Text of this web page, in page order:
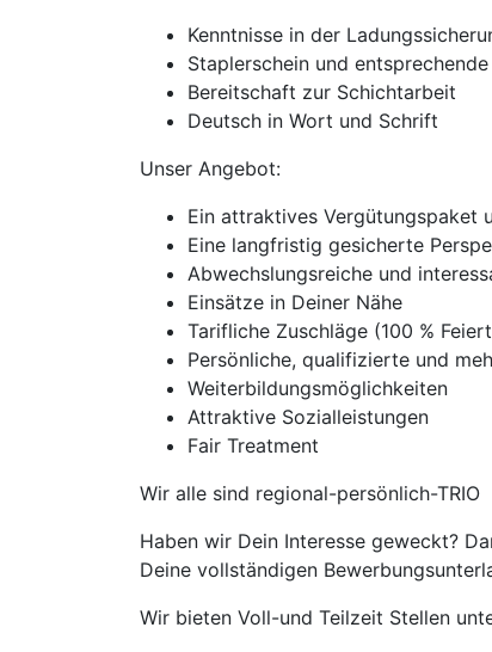
Kenntnisse in der
Staplerschein und
Bereitschaft zur Schichtarbeit
Deutsch in Wort und Schrift
Unser Angebot:
Ein attraktives Vergütungspaket
Eine langfristig gesicherte
Abwechslungsreiche und
Einsätze in Deiner Nähe
Tarifliche Zuschläge (100 %
Persönliche, qualifizierte und
Weiterbildungsmöglichkeiten
Attraktive Sozialleistungen
Fair Treatment
Wir alle sind regional-persönlich-TRIO
Haben wir Dein Interesse geweckt?
Deine vollständigen
Wir bieten Voll-und Teilzeit Stellen